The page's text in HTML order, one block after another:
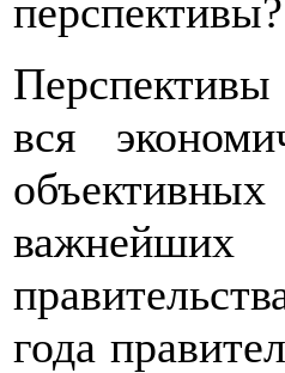
перспективы?
вся
года